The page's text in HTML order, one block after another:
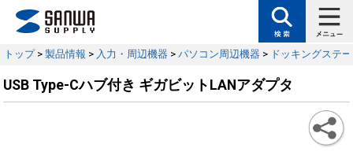
トップ> 製品情報 > 入力・周辺機器 > パソコン周辺機器 > ドッキングステ
USB Type-Cハブ付き ギガビットLANアダプタ